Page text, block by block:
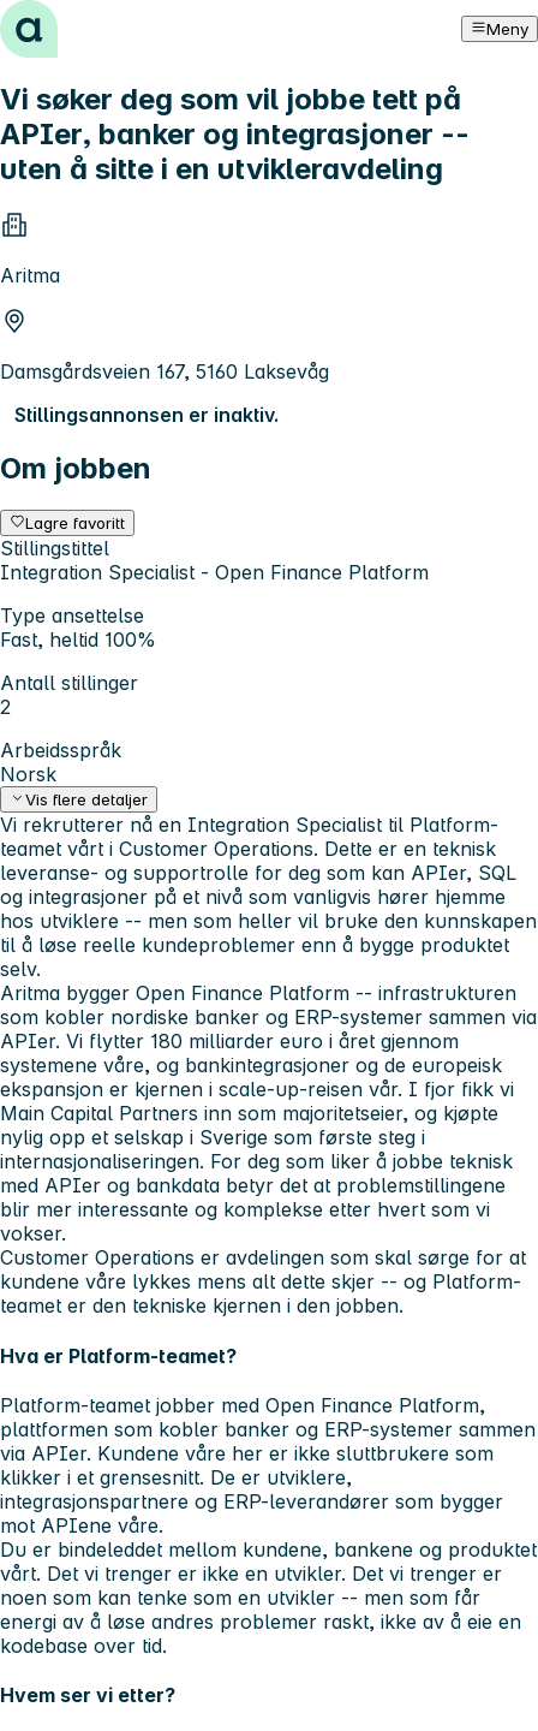
Hopp til innhold Meny
Vi søker deg som vil jobbe tett på
APIer, banker og integrasjoner --
uten å sitte i en utvikleravdeling
Aritma
Damsgårdsveien 167, 5160 Laksevåg
Stillingsannonsen er inaktiv.
Om jobben
Lagre favoritt
Stillingstittel
Integration Specialist - Open Finance Platform
Type ansettelse
Fast, heltid 100%
Antall stillinger
2
Arbeidsspråk
Norsk
Vis flere detaljer
Vi rekrutterer nå en Integration Specialist til Platform-
teamet vårt i Customer Operations. Dette er en teknisk
leveranse- og supportrolle for deg som kan APIer, SQL
og integrasjoner på et nivå som vanligvis hører hjemme
hos utviklere -- men som heller vil bruke den kunnskapen
til å løse reelle kundeproblemer enn å bygge produktet
selv.
Aritma bygger Open Finance Platform -- infrastrukturen
som kobler nordiske banker og ERP-systemer sammen via
APIer. Vi flytter 180 milliarder euro i året gjennom
systemene våre, og bankintegrasjoner og de europeisk
ekspansjon er kjernen i scale-up-reisen vår. I fjor fikk vi
Main Capital Partners inn som majoritetseier, og kjøpte
nylig opp et selskap i Sverige som første steg i
internasjonaliseringen. For deg som liker å jobbe teknisk
med APIer og bankdata betyr det at problemstillingene
blir mer interessante og komplekse etter hvert som vi
vokser.
Customer Operations er avdelingen som skal sørge for at
kundene våre lykkes mens alt dette skjer -- og Platform-
teamet er den tekniske kjernen i den jobben.
Hva er Platform-teamet?
Platform-teamet jobber med Open Finance Platform,
plattformen som kobler banker og ERP-systemer sammen
via APIer. Kundene våre her er ikke sluttbrukere som
klikker i et grensesnitt. De er utviklere,
integrasjonspartnere og ERP-leverandører som bygger
mot APIene våre.
Du er bindeleddet mellom kundene, bankene og produktet
vårt. Det vi trenger er ikke en utvikler. Det vi trenger er
noen som kan tenke som en utvikler -- men som får
energi av å løse andres problemer raskt, ikke av å eie en
kodebase over tid.
Hvem ser vi etter?